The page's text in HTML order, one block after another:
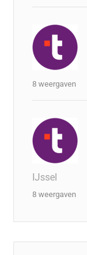
8 weergaven
IJssel
8 weergaven